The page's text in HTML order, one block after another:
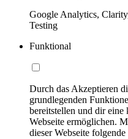
Google Analytics,
Testing
Funktional
Durch das Akzeptieren
grundlegenden
bereitstellen und dir
Webseite ermöglichen.
dieser Webseite